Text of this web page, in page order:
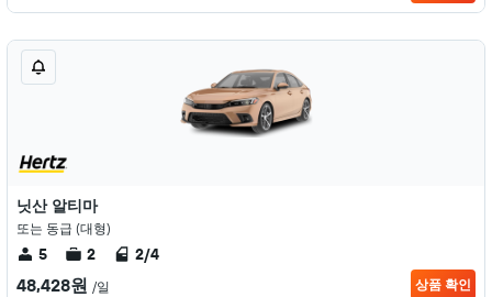
닛산 알티마
또는 동급 (대형)
5 2 2/4
48,428원 /일 상품 확인